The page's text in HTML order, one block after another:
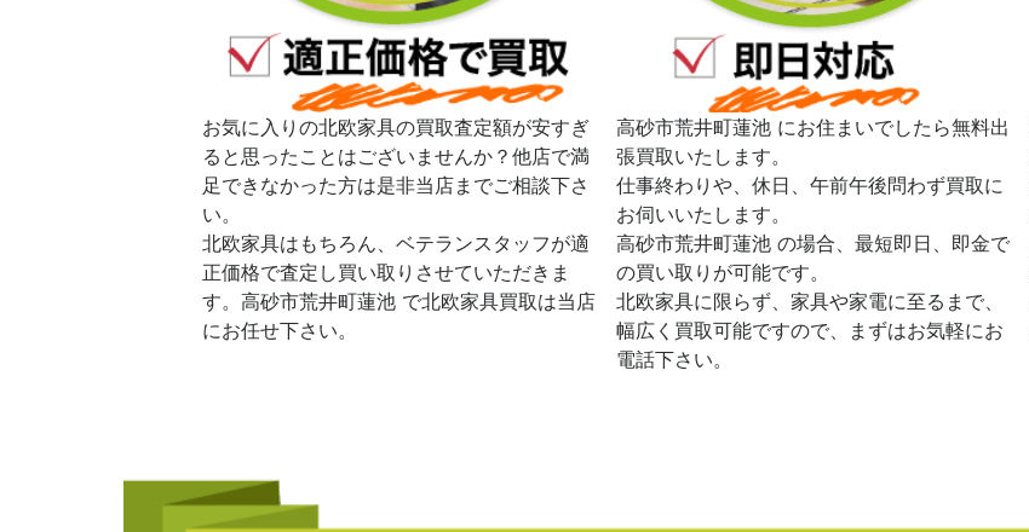
お気に入りの北欧家具の買取査定額が安すぎ
ると思ったことはございませんか？他店で満
足できなかった方は是非当店までご相談下さ
い。
北欧家具はもちろん、ベテランスタッフが適
正価格で査定し買い取りさせていただきま
す。高砂市荒井町蓮池 で北欧家具買取は当店
にお任せ下さい。
高砂市荒井町蓮池 にお住まいでしたら無料出
張買取いたします。
仕事終わりや、休日、午前午後問わず買取に
お伺いいたします。
高砂市荒井町蓮池 の場合、最短即日、即金で
の買い取りが可能です。
北欧家具に限らず、家具や家電に至るまで、
幅広く買取可能ですので、まずはお気軽にお
電話下さい。